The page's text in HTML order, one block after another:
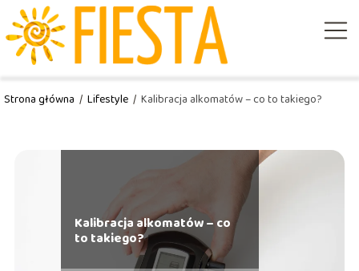
Strona główna / Lifestyle / Kalibracja alkomatów – co to takiego?
Kalibracja alkomatów – co
to takiego?